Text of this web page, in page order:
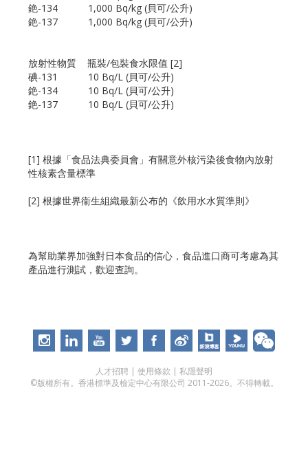
銫-134           1,000 Bq/kg (貝可/公升)
銫-137           1,000 Bq/kg (貝可/公升)
放射性物質    瓶裝∕包裝食水限值 [2]
碘-131           10 Bq/L (貝可/公升)
銫-134           10 Bq/L (貝可/公升)
銫-137           10 Bq/L (貝可/公升)
[1] 根據「食品法典委員會」有關意外核污染後食物內放射
性核素含量標準
[2] 根據世界衞生組織最新公布的《飲用水水質準則》
為幫助業界加強對日本食品的信心，食品進口商可考慮為其
產品進行測試，歡迎查詢。
人才招聘 | 使用條款 | 私隱聲明
©版權所有。香港標準及檢定中心有限公司 2011-2026。不得轉載。